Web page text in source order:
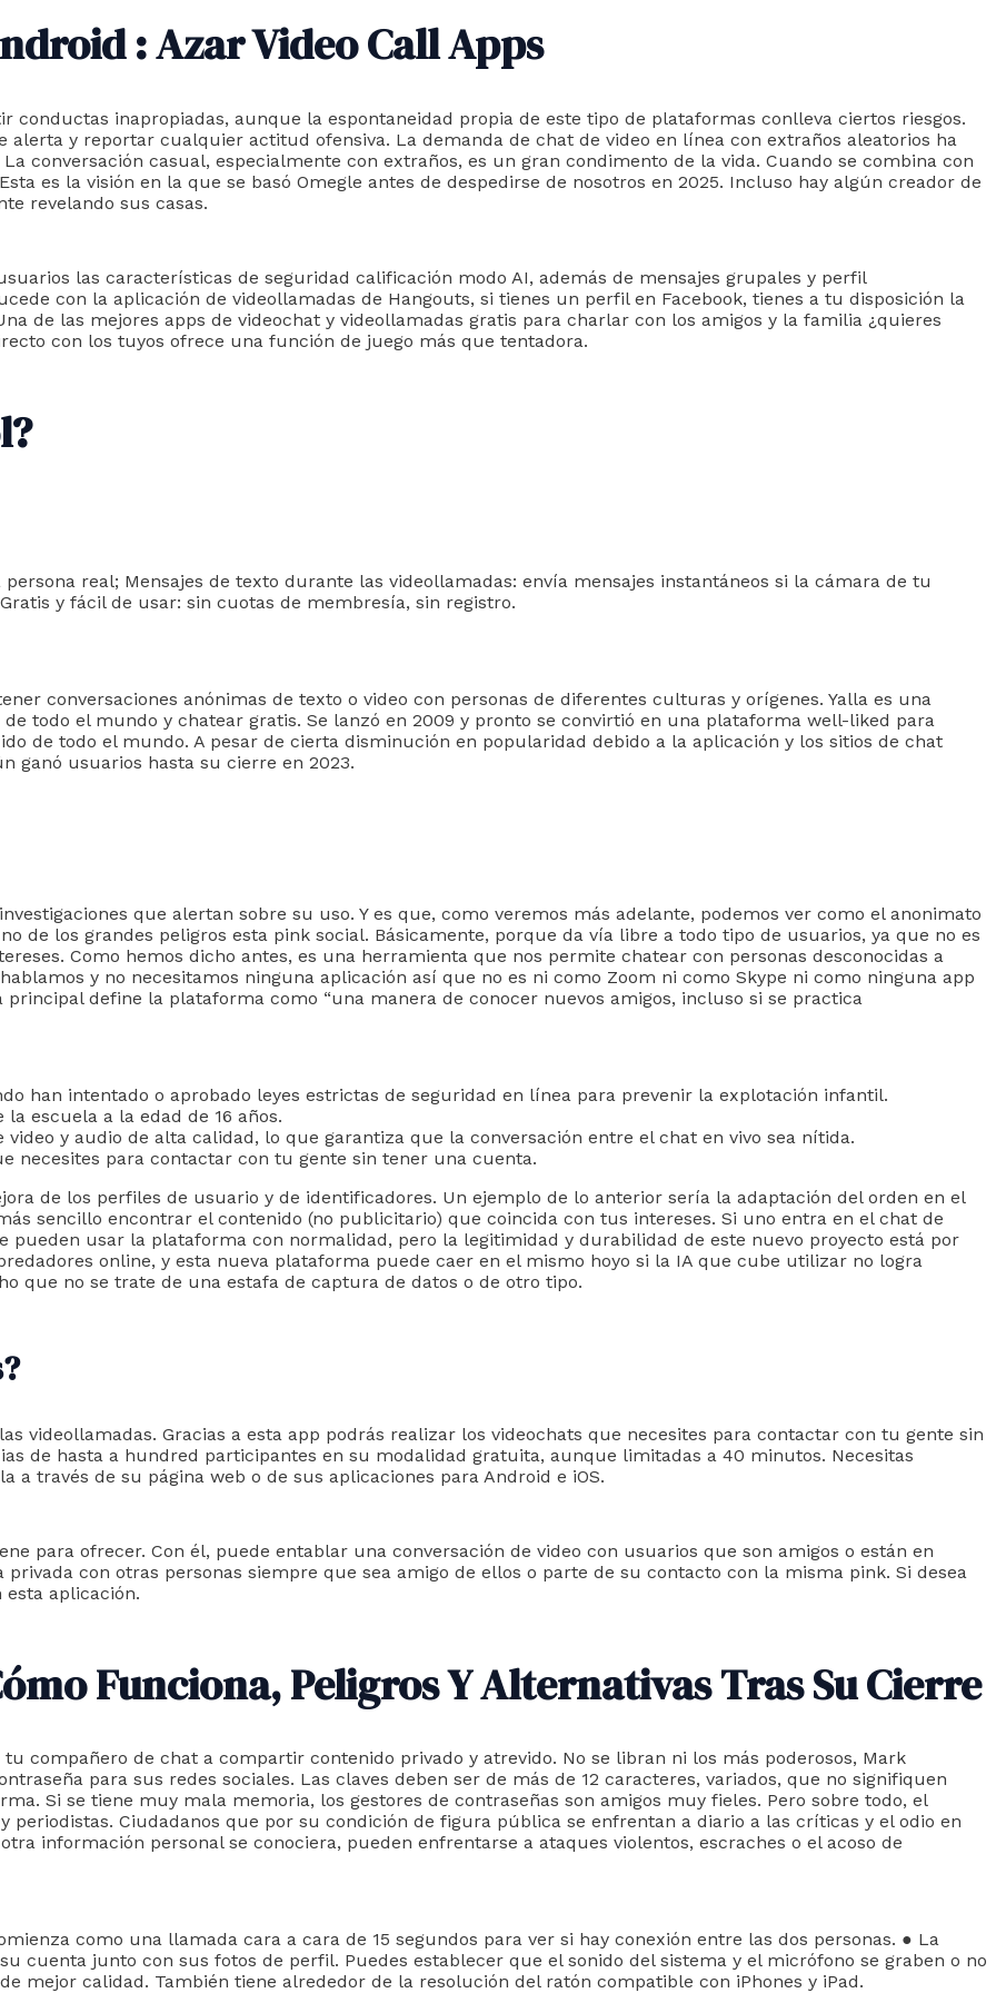
: Azar Video Call Apps
conductas inapropiadas, aunque la espontaneidad propia de este tipo de plataformas conlleva ciertos riesgos.
alerta y reportar cualquier actitud ofensiva. La demanda de chat de video en línea con extraños aleatorios ha
conversación casual, especialmente con extraños, es un gran condimento de la vida. Cuando se combina con
es la visión en la que se basó Omegle antes de despedirse de nosotros en 2025. Incluso hay algún creador de
revelando sus casas.
las características de seguridad calificación modo AI, además de mensajes grupales y perfil
con la aplicación de videollamadas de Hangouts, si tienes un perfil en Facebook, tienes a tu disposición la
de las mejores apps de videochat y videollamadas gratis para charlar con los amigos y la familia ¿quieres
con los tuyos ofrece una función de juego más que tentadora.
real; Mensajes de texto durante las videollamadas: envía mensajes instantáneos si la cámara de tu
y fácil de usar: sin cuotas de membresía, sin registro.
conversaciones anónimas de texto o video con personas de diferentes culturas y orígenes. Yalla es una
todo el mundo y chatear gratis. Se lanzó en 2009 y pronto se convirtió en una plataforma well-liked para
de todo el mundo. A pesar de cierta disminución en popularidad debido a la aplicación y los sitios de chat
ganó usuarios hasta su cierre en 2023.
que alertan sobre su uso. Y es que, como veremos más adelante, podemos ver como el anonimato
de los grandes peligros esta pink social. Básicamente, porque da vía libre a todo tipo de usuarios, ya que no es
Como hemos dicho antes, es una herramienta que nos permite chatear con personas desconocidas a
y no necesitamos ninguna aplicación así que no es ni como Zoom ni como Skype ni como ninguna app
define la plataforma como “una manera de conocer nuevos amigos, incluso si se practica
han intentado o aprobado leyes estrictas de seguridad en línea para prevenir la explotación infantil.
escuela a la edad de 16 años.
y audio de alta calidad, lo que garantiza que la conversación entre el chat en vivo sea nítida.
necesites para contactar con tu gente sin tener una cuenta.
de los perfiles de usuario y de identificadores. Un ejemplo de lo anterior sería la adaptación del orden en el
sencillo encontrar el contenido (no publicitario) que coincida con tus intereses. Si uno entra en el chat de
pueden usar la plataforma con normalidad, pero la legitimidad y durabilidad de este nuevo proyecto está por
online, y esta nueva plataforma puede caer en el mismo hoyo si la IA que cube utilizar no logra
que no se trate de una estafa de captura de datos o de otro tipo.
videollamadas. Gracias a esta app podrás realizar los videochats que necesites para contactar con tu gente sin
de hasta a hundred participantes en su modalidad gratuita, aunque limitadas a 40 minutos. Necesitas
través de su página web o de sus aplicaciones para Android e iOS.
para ofrecer. Con él, puede entablar una conversación de video con usuarios que son amigos o están en
con otras personas siempre que sea amigo de ellos o parte de su contacto con la misma pink. Si desea
aplicación.
Funciona, Peligros Y Alternativas Tras Su Cierre
compañero de chat a compartir contenido privado y atrevido. No se libran ni los más poderosos, Mark
para sus redes sociales. Las claves deben ser de más de 12 caracteres, variados, que no signifiquen
Si se tiene muy mala memoria, los gestores de contraseñas son amigos muy fieles. Pero sobre todo, el
periodistas. Ciudadanos que por su condición de figura pública se enfrentan a diario a las críticas y el odio en
información personal se conociera, pueden enfrentarse a ataques violentos, escraches o el acoso de
como una llamada cara a cara de 15 segundos para ver si hay conexión entre las dos personas. ● La
cuenta junto con sus fotos de perfil. Puedes establecer que el sonido del sistema y el micrófono se graben o no
mejor calidad. También tiene alrededor de la resolución del ratón compatible con iPhones y iPad.